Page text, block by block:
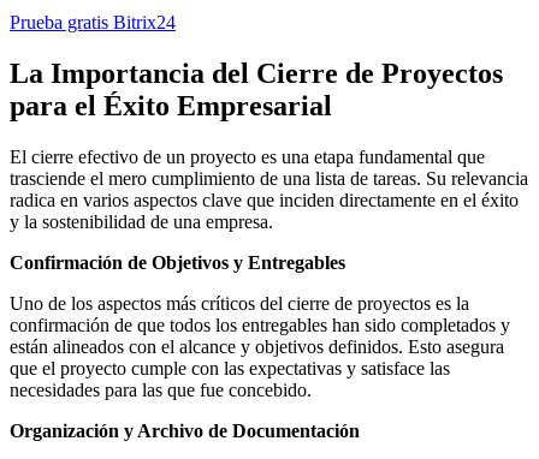
Prueba gratis Bitrix24
La Importancia del Cierre de Proyectos
para el Éxito Empresarial
El cierre efectivo de un proyecto es una etapa fundamental que
trasciende el mero cumplimiento de una lista de tareas. Su relevancia
radica en varios aspectos clave que inciden directamente en el éxito
y la sostenibilidad de una empresa.
Confirmación de Objetivos y Entregables
Uno de los aspectos más críticos del cierre de proyectos es la
confirmación de que todos los entregables han sido completados y
están alineados con el alcance y objetivos definidos. Esto asegura
que el proyecto cumple con las expectativas y satisface las
necesidades para las que fue concebido.
Organización y Archivo de Documentación